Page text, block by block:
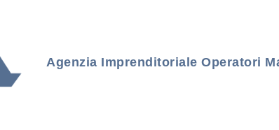
Agenzia Imprenditoriale Operatori